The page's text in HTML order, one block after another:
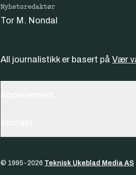
Nyhetsredaktør
Tor M. Nondal
All journalistikk er basert på Vær
© 1995-2026 Teknisk Ukeblad Media AS